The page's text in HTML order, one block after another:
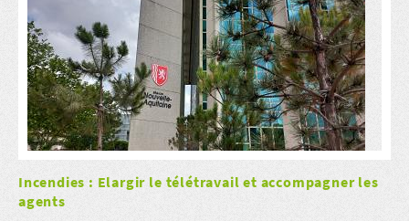
Incendies : Elargir le télétravail et accompagner les
agents